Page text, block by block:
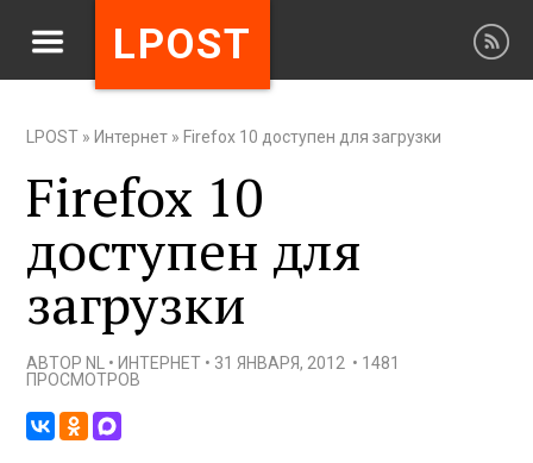
LPOST
LPOST » Интернет » Firefox 10 доступен для загрузки
Firefox 10
доступен для
загрузки
АВТОР NL • ИНТЕРНЕТ • 31 ЯНВАРЯ, 2012 • 1481
ПРОСМОТРОВ